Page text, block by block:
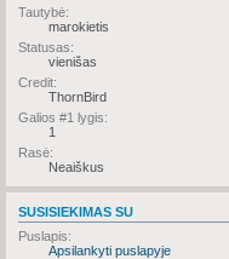
Tautybė:
marokietis
Statusas:
vienišas
Credit:
ThornBird
Galios #1 lygis:
1
Rasė:
Neaiškus
SUSISIEKIMAS SU
Puslapis:
Apsilankyti puslapyje